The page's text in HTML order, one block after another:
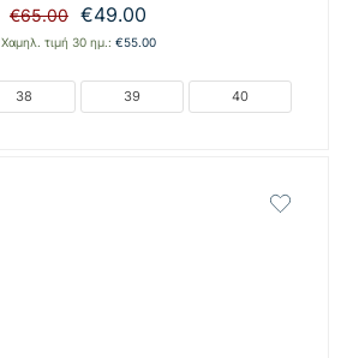
€65.00 Original
price
€65.00.
€49.00
τρέχουσα
€49.00.
Χαμηλ. τιμή 30 ημ.: €55.00
38 39 40